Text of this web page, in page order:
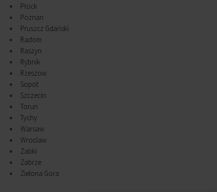
Płock
Poznan
Pruszcz Gdański
Radom
Raszyn
Rybnik
Rzeszow
Sopot
Szczecin
Torun
Tychy
Warsaw
Wroclaw
Zabki
Zabrze
Zielona Gora